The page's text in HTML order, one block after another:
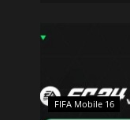
FIFA Mobile 16